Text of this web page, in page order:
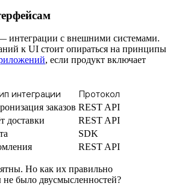
интеграции с внешними системами.
к UI стоит опираться на принципы
, если продукт включает
интеграции Протокол
заказов REST API
доставки
REST API
SDK
REST API
Но как их правильно
было двусмысленностей?